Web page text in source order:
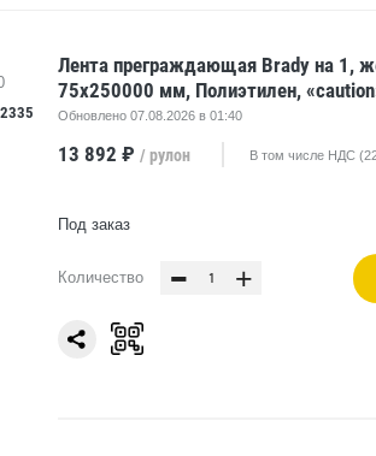
Лента преграждающая Brady на 1,
75x250000 мм, Полиэтилен,
Обновлено 07.08.2026 в 01:40
13 892 ₽ / рулон В том числе НДС
Под заказ
Количество - +